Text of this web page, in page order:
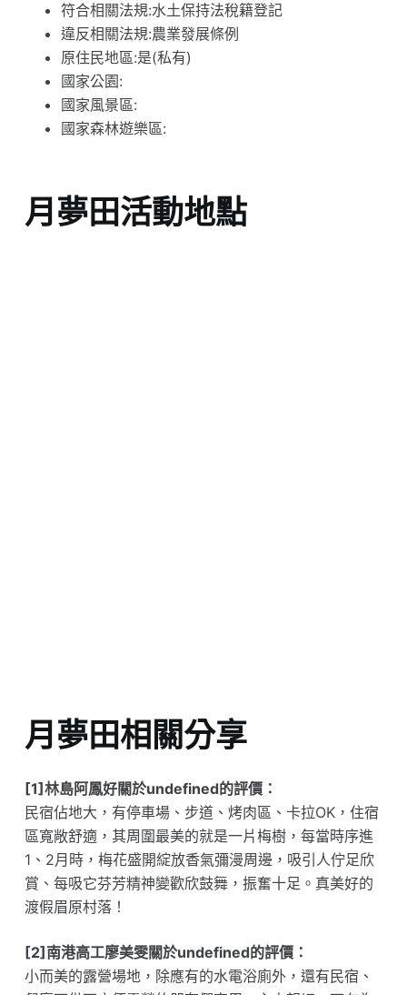
符合相關法規:水土保持法稅籍登記
違反相關法規:農業發展條例
原住民地區:是(私有)
國家公園:
國家風景區:
國家森林遊樂區:
月夢田活動地點
月夢田相關分享
[1]林島阿鳳好關於undefined的評價：
民宿佔地大，有停車場、步道、烤肉區、卡拉OK，住宿
區寬敞舒適，其周圍最美的就是一片梅樹，每當時序進
1、2月時，梅花盛開綻放香氣彌漫周邊，吸引人佇足欣
賞、每吸它芬芳精神變歡欣鼓舞，振奮十足。真美好的
渡假眉原村落！
[2]南港高工廖美雯關於undefined的評價：
小而美的露營場地，除應有的水電浴廁外，還有民宿、